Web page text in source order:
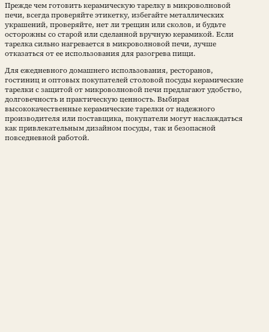
Прежде чем готовить керамическую тарелку в микроволновой
печи, всегда проверяйте этикетку, избегайте металлических
украшений, проверяйте, нет ли трещин или сколов, и будьте
осторожны со старой или сделанной вручную керамикой. Если
тарелка сильно нагревается в микроволновой печи, лучше
отказаться от ее использования для разогрева пищи.
Для ежедневного домашнего использования, ресторанов,
гостиниц и оптовых покупателей столовой посуды керамические
тарелки с защитой от микроволновой печи предлагают удобство,
долговечность и практическую ценность. Выбирая
высококачественные керамические тарелки от надежного
производителя или поставщика, покупатели могут наслаждаться
как привлекательным дизайном посуды, так и безопасной
повседневной работой.